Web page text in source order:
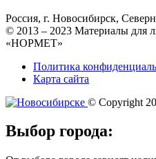
Россия, г. Новосибирск,
© 2013 – 2023 Материалы для
«НОРМЕТ»
Политика
Карта сайта
© Copyright
Выбор города: